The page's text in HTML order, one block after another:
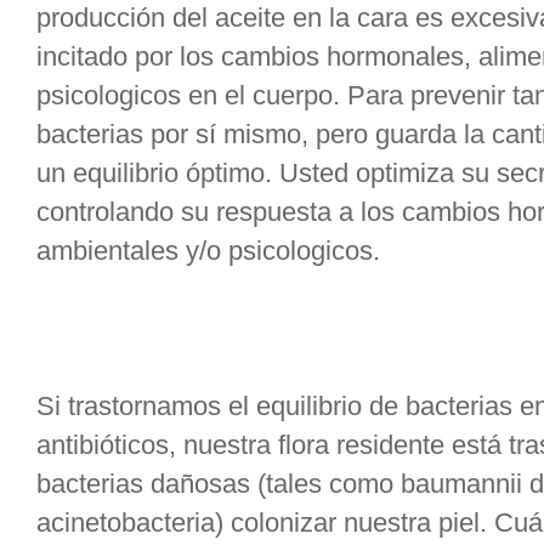
producción del aceite en la cara es
incitado por los cambios hormonales,
psicologicos en el cuerpo. Para prevenir
bacterias por sí mismo, pero guarda la
un equilibrio óptimo. Usted optimiza su
controlando su respuesta a los cambios
ambientales y/o psicologicos.
Si trastornamos el equilibrio de bacterias
antibióticos, nuestra flora residente está
bacterias dañosas (tales como baumannii
acinetobacteria) colonizar nuestra piel.